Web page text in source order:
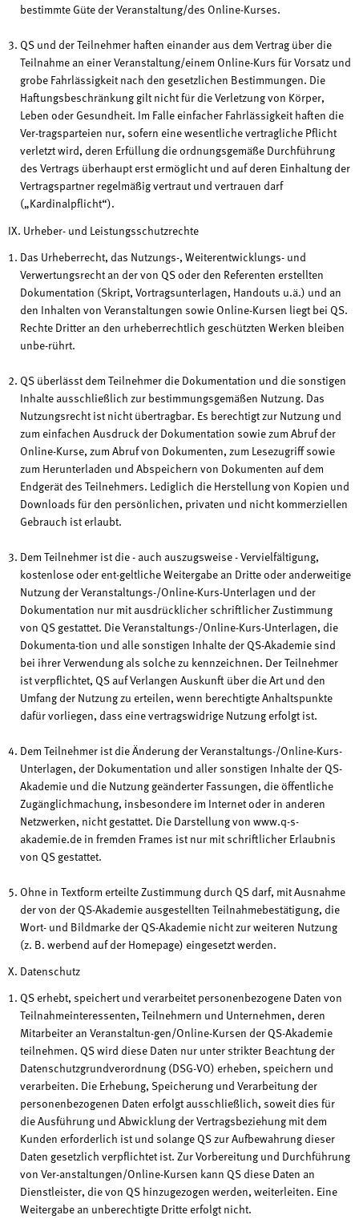
bestimmte Güte der Veranstaltung/des Online-Kurses.
QS und der Teilnehmer haften einander aus dem Vertrag über die
Teilnahme an einer Veranstaltung/einem Online-Kurs für Vorsatz und
grobe Fahrlässigkeit nach den gesetzlichen Bestimmungen. Die
Haftungsbeschränkung gilt nicht für die Verletzung von Körper,
Leben oder Gesundheit. Im Falle einfacher Fahrlässigkeit haften die
Ver-tragsparteien nur, sofern eine wesentliche vertragliche Pflicht
verletzt wird, deren Erfüllung die ordnungsgemäße Durchführung
des Vertrags überhaupt erst ermöglicht und auf deren Einhaltung der
Vertragspartner regelmäßig vertraut und vertrauen darf
(„Kardinalpflicht“).
IX. Urheber- und Leistungsschutzrechte
Das Urheberrecht, das Nutzungs-, Weiterentwicklungs- und
Verwertungsrecht an der von QS oder den Referenten erstellten
Dokumentation (Skript, Vortragsunterlagen, Handouts u.ä.) und an
den Inhalten von Veranstaltungen sowie Online-Kursen liegt bei QS.
Rechte Dritter an den urheberrechtlich geschützten Werken bleiben
unbe-rührt.
QS überlässt dem Teilnehmer die Dokumentation und die sonstigen
Inhalte ausschließlich zur bestimmungsgemäßen Nutzung. Das
Nutzungsrecht ist nicht übertragbar. Es berechtigt zur Nutzung und
zum einfachen Ausdruck der Dokumentation sowie zum Abruf der
Online-Kurse, zum Abruf von Dokumenten, zum Lesezugriff sowie
zum Herunterladen und Abspeichern von Dokumenten auf dem
Endgerät des Teilnehmers. Lediglich die Herstellung von Kopien und
Downloads für den persönlichen, privaten und nicht kommerziellen
Gebrauch ist erlaubt.
Dem Teilnehmer ist die - auch auszugsweise - Vervielfältigung,
kostenlose oder ent-geltliche Weitergabe an Dritte oder anderweitige
Nutzung der Veranstaltungs-/Online-Kurs-Unterlagen und der
Dokumentation nur mit ausdrücklicher schriftlicher Zustimmung
von QS gestattet. Die Veranstaltungs-/Online-Kurs-Unterlagen, die
Dokumenta-tion und alle sonstigen Inhalte der QS-Akademie sind
bei ihrer Verwendung als solche zu kennzeichnen. Der Teilnehmer
ist verpflichtet, QS auf Verlangen Auskunft über die Art und den
Umfang der Nutzung zu erteilen, wenn berechtigte Anhaltspunkte
dafür vorliegen, dass eine vertragswidrige Nutzung erfolgt ist.
Dem Teilnehmer ist die Änderung der Veranstaltungs-/Online-Kurs-
Unterlagen, der Dokumentation und aller sonstigen Inhalte der QS-
Akademie und die Nutzung geänderter Fassungen, die öffentliche
Zugänglichmachung, insbesondere im Internet oder in anderen
Netzwerken, nicht gestattet. Die Darstellung von www.q-s-
akademie.de in fremden Frames ist nur mit schriftlicher Erlaubnis
von QS gestattet.
Ohne in Textform erteilte Zustimmung durch QS darf, mit Ausnahme
der von der QS-Akademie ausgestellten Teilnahmebestätigung, die
Wort- und Bildmarke der QS-Akademie nicht zur weiteren Nutzung
(z. B. werbend auf der Homepage) eingesetzt werden.
X. Datenschutz
QS erhebt, speichert und verarbeitet personenbezogene Daten von
Teilnahmeinteressenten, Teilnehmern und Unternehmen, deren
Mitarbeiter an Veranstaltun-gen/Online-Kursen der QS-Akademie
teilnehmen. QS wird diese Daten nur unter strikter Beachtung der
Datenschutzgrundverordnung (DSG-VO) erheben, speichern und
verarbeiten. Die Erhebung, Speicherung und Verarbeitung der
personenbezogenen Daten erfolgt ausschließlich, soweit dies für
die Ausführung und Abwicklung der Vertragsbeziehung mit dem
Kunden erforderlich ist und solange QS zur Aufbewahrung dieser
Daten gesetzlich verpflichtet ist. Zur Vorbereitung und Durchführung
von Ver-anstaltungen/Online-Kursen kann QS diese Daten an
Dienstleister, die von QS hinzugezogen werden, weiterleiten. Eine
Weitergabe an unberechtigte Dritte erfolgt nicht.